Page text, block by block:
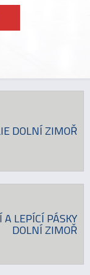
DOLNÍ ZIMOŘ
A LEPÍCÍ PÁSKY
DOLNÍ ZIMOŘ